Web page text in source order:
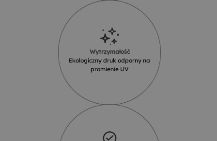
Wytrzymałość
Ekologiczny druk odporny na
promienie UV